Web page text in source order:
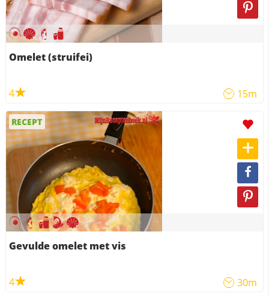
Omelet (struifei)
4 15m
RECEPT
Gevulde omelet met vis
4 30m